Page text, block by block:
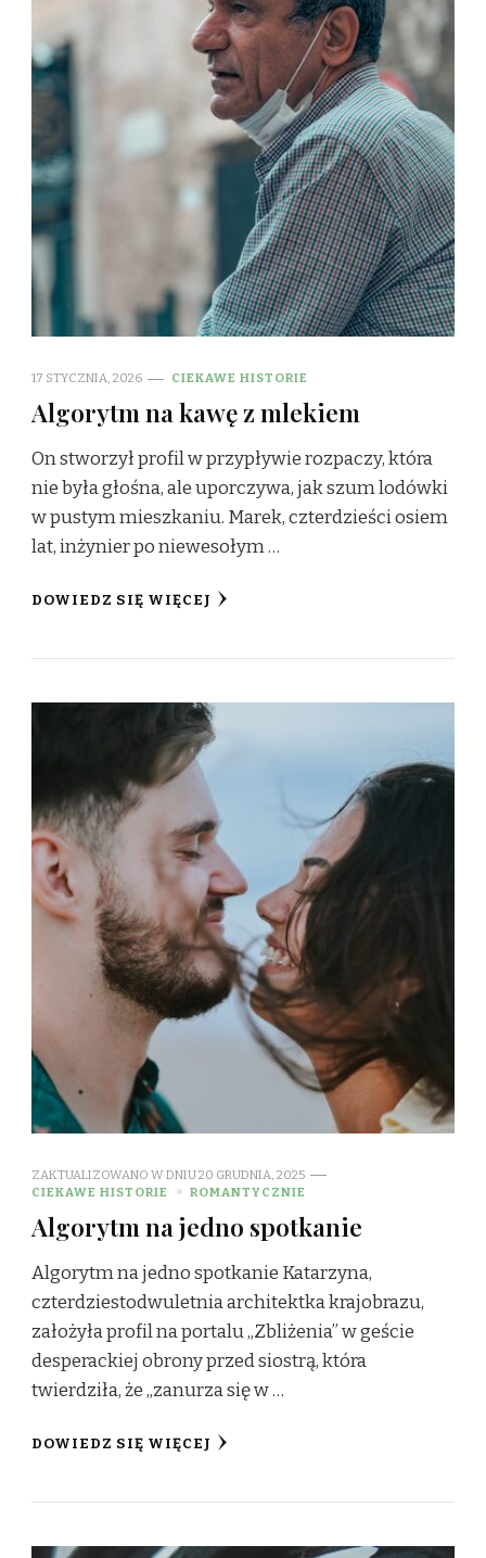
17 STYCZNIA, 2026 CIEKAWE HISTORIE
Algorytm na kawę z mlekiem
On stworzył profil w przypływie rozpaczy, która
nie była głośna, ale uporczywa, jak szum lodówki
w pustym mieszkaniu. Marek, czterdzieści osiem
lat, inżynier po niewesołym …
DOWIEDZ SIĘ WIĘCEJ
ZAKTUALIZOWANO W DNIU20 GRUDNIA, 2025
CIEKAWE HISTORIE
ROMANTYCZNIE
Algorytm na jedno spotkanie
Algorytm na jedno spotkanie Katarzyna,
czterdziestodwuletnia architektka krajobrazu,
założyła profil na portalu „Zbliżenia” w geście
desperackiej obrony przed siostrą, która
twierdziła, że „zanurza się w …
DOWIEDZ SIĘ WIĘCEJ